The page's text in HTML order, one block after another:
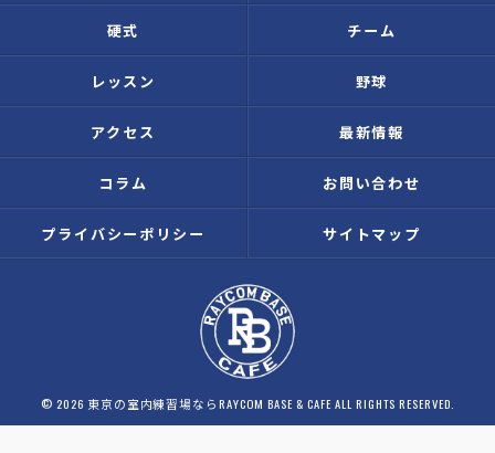
硬式 チーム
レッスン 野球
アクセス 最新情報
コラム お問い合わせ
プライバシーポリシー サイトマップ
© 2026 東京の室内練習場ならRAYCOM BASE & CAFE ALL RIGHTS RESERVED.